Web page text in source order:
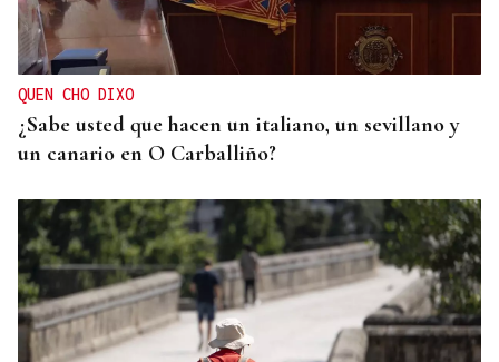
El incendio de un colchón en Sada obliga a
ingresar a dos personas
QUEN CHO DIXO
¿Sabe usted que hacen un italiano, un sevillano y
un canario en O Carballiño?